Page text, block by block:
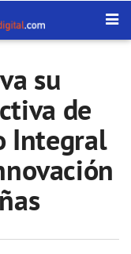
su
de
Integral